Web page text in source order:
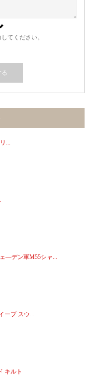
てください。
...
―デン軍M55シャ...
ーブ スウ...
キルト